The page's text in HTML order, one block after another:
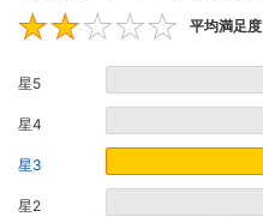
平均満足度
星5
星4
星3
星2